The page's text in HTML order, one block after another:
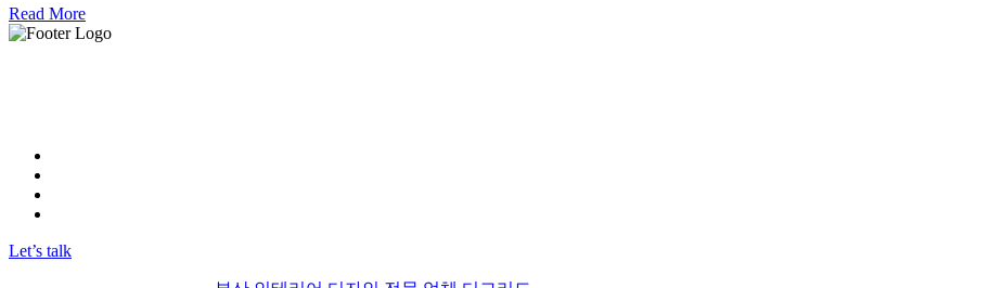
Read More
Let’s talk